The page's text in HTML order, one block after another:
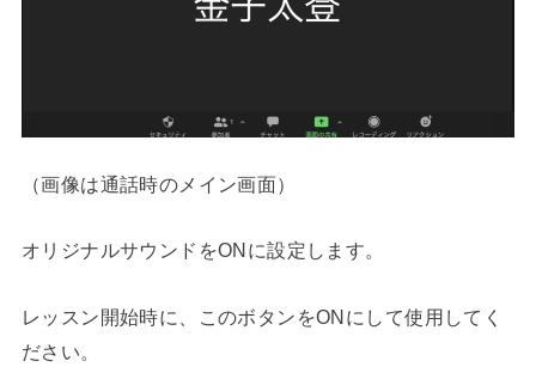
（画像は通話時のメイン画面）
オリジナルサウンドをONに設定します。
レッスン開始時に、このボタンをONにして使用してく
ださい。